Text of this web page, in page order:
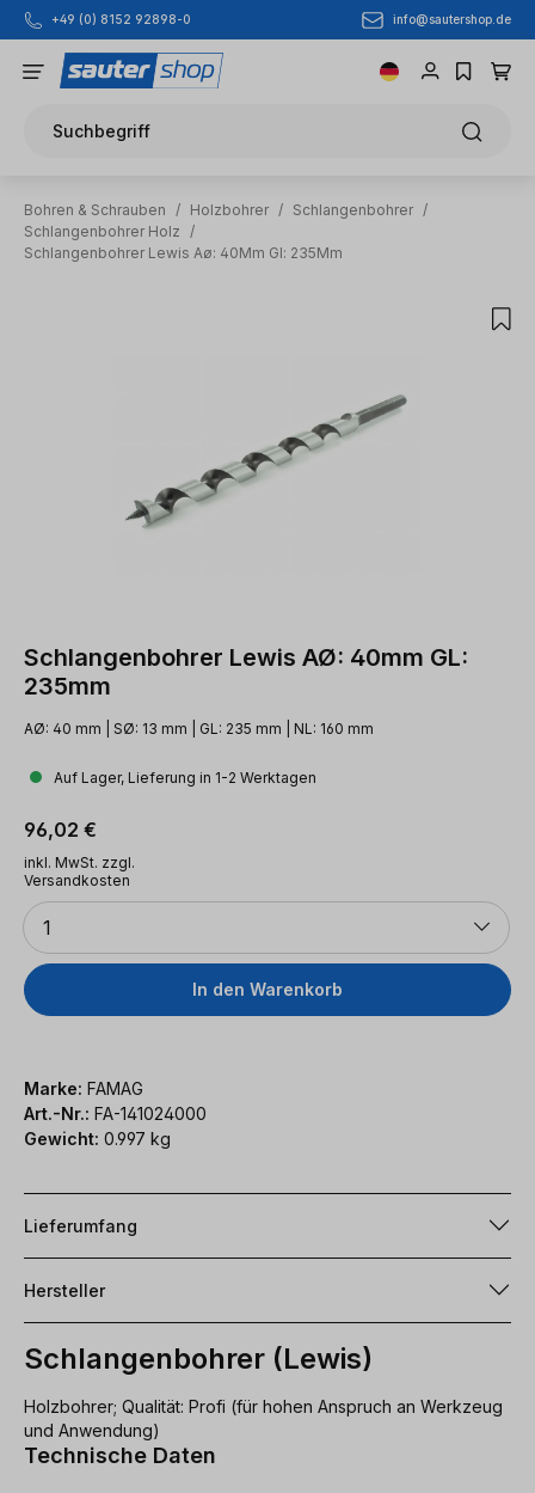
Zum Hauptinhalt springen
+49 (0) 8152 92898-0 info@sautershop.de
Suchbegriff
Bohren & Schrauben / Holzbohrer / Schlangenbohrer /
Schlangenbohrer Holz
/
Schlangenbohrer Lewis Aø: 40Mm Gl: 235Mm
Schlangenbohrer Lewis AØ: 40mm GL:
235mm
AØ: 40 mm | SØ: 13 mm | GL: 235 mm | NL: 160 mm
Auf Lager, Lieferung in 1-2 Werktagen
Regulärer Preis:
96,02 €
inkl. MwSt. zzgl.
Versandkosten
Anzahl
1
In den Warenkorb
Marke: FAMAG
Art.-Nr.: FA-141024000
Gewicht: 0.997 kg
Lieferumfang
Hersteller
Schlangenbohrer (Lewis)
Holzbohrer; Qualität: Profi (für hohen Anspruch an Werkzeug
und Anwendung)
Technische Daten